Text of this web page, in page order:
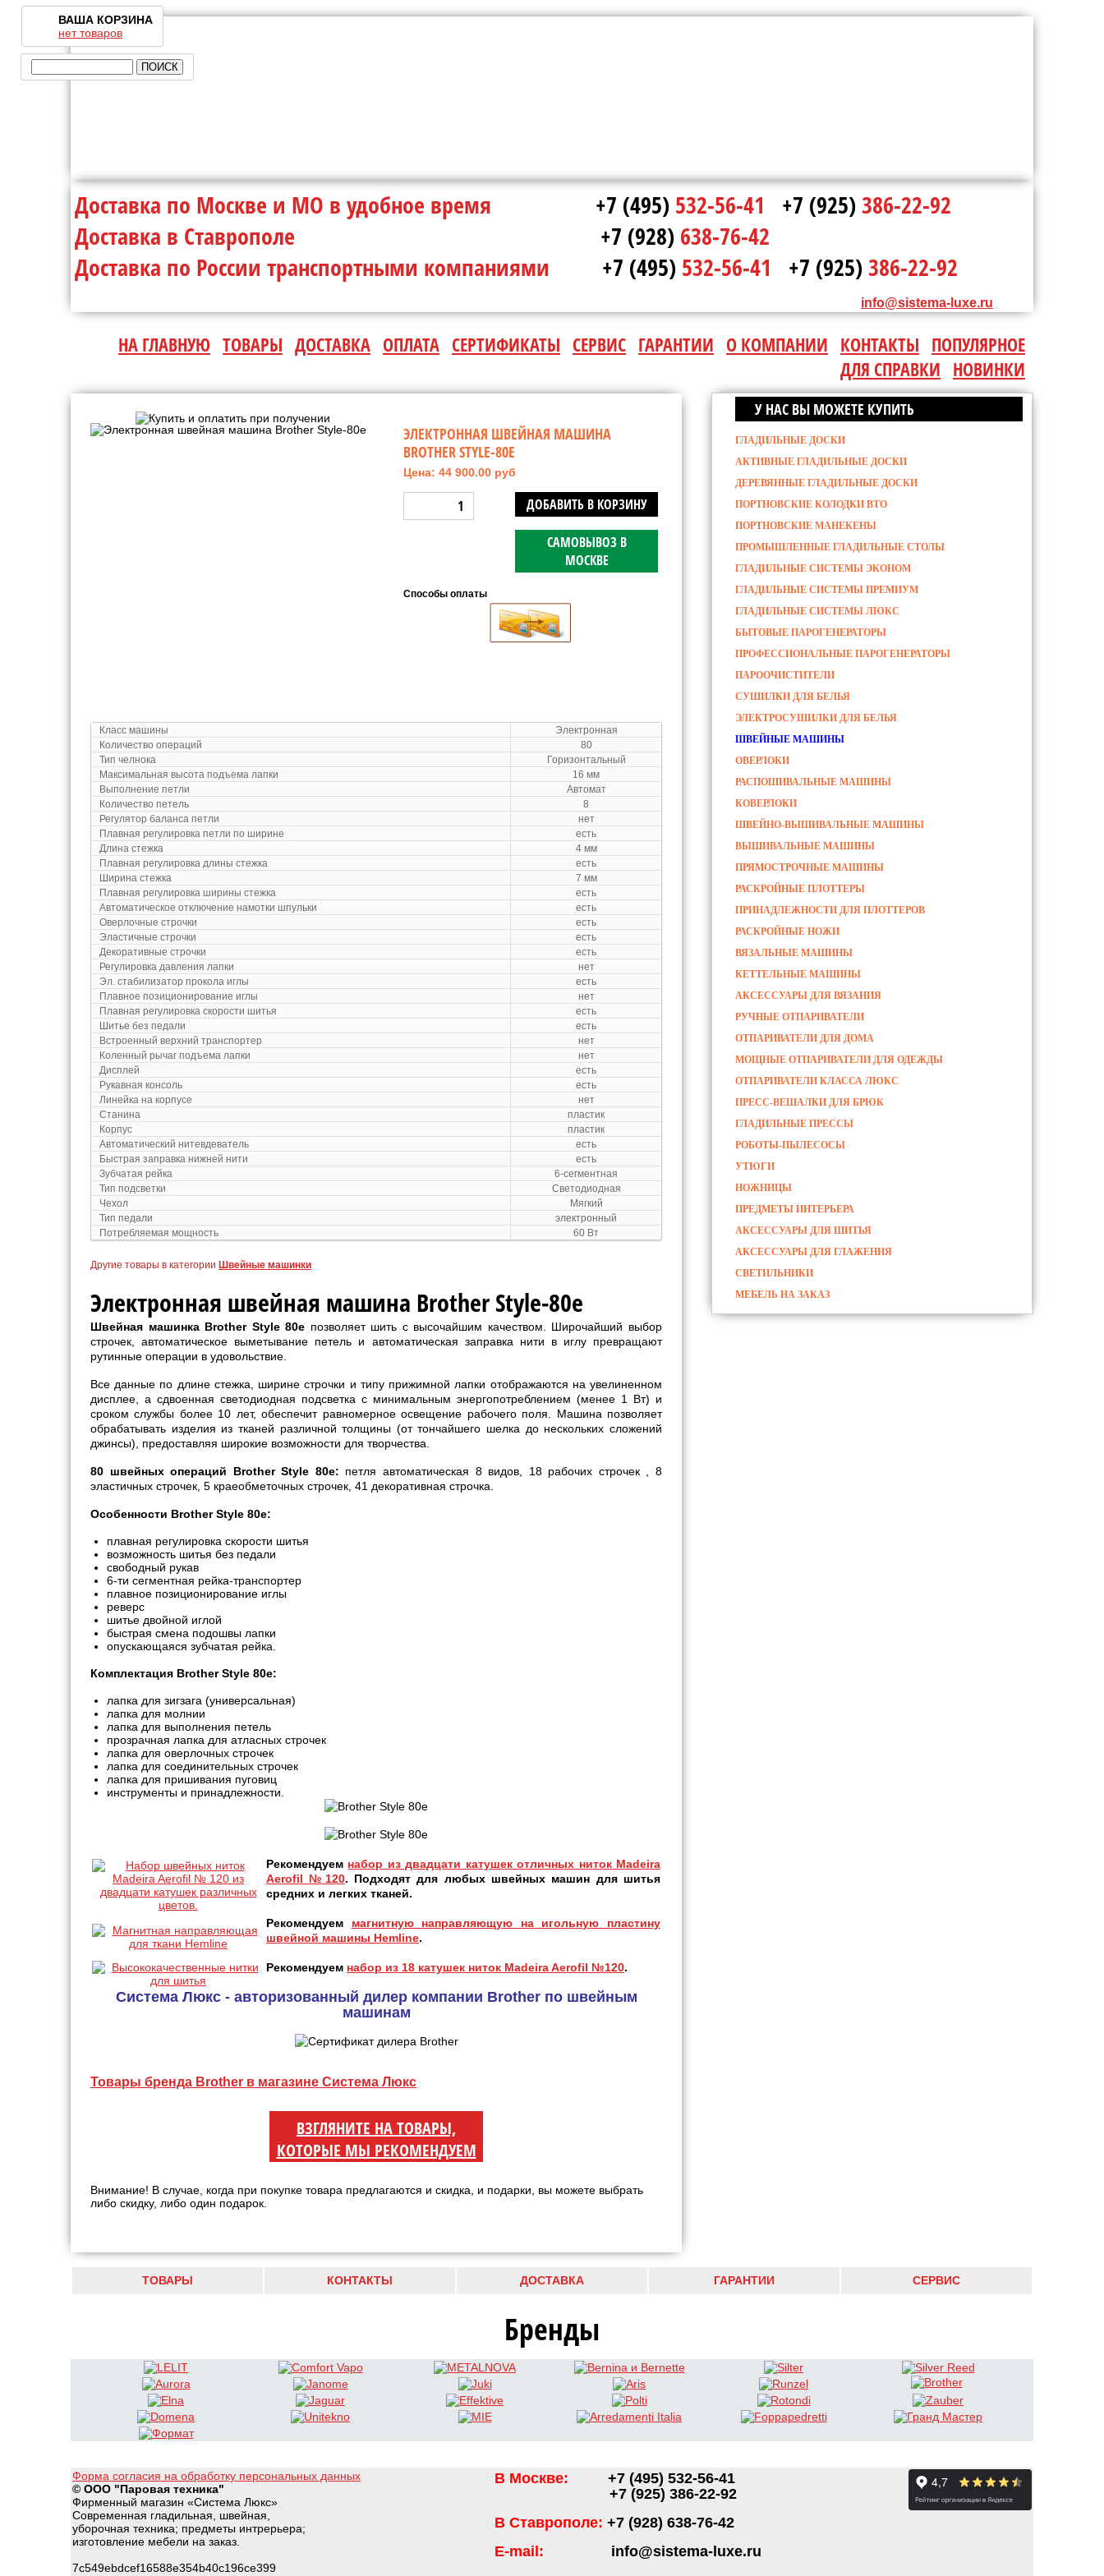
ВАША КОРЗИНА
нет товаров
Доставка по Москве и МО в удобное время +7 (495) 532-56-41 +7 (925) 386-22-92
Доставка в Ставрополе
+7 (928) 638-76-42
Доставка по России транспортными компаниями
+7 (495) 532-56-41 +7 (925) 386-22-92
info@sistema-luxe.ru
НА ГЛАВНУЮ ТОВАРЫ ДОСТАВКА ОПЛАТА СЕРТИФИКАТЫ СЕРВИС ГАРАНТИИ О КОМПАНИИ КОНТАКТЫ ПОПУЛЯРНОЕ
ДЛЯ СПРАВКИ НОВИНКИ
ЭЛЕКТРОННАЯ ШВЕЙНАЯ МАШИНА
BROTHER STYLE-80E
Цена: 44 900.00 руб
ДОБАВИТЬ В КОРЗИНУ
САМОВЫВОЗ В
МОСКВЕ
Способы оплаты
Класс машины
Электронная
Количество операций
80
Тип челнока
Горизонтальный
Максимальная высота подъема лапки
16 мм
Выполнение петли
Автомат
Количество петель
8
Регулятор баланса петли
нет
Плавная регулировка петли по ширине
есть
Длина стежка
4 мм
Плавная регулировка длины стежка
есть
Ширина стежка
7 мм
Плавная регулировка ширины стежка
есть
Автоматическое отключение намотки шпульки
есть
Оверлочные строчки
есть
Эластичные строчки
есть
Декоративные строчки
есть
Регулировка давления лапки
нет
Эл. стабилизатор прокола иглы
есть
Плавное позиционирование иглы
нет
Плавная регулировка скорости шитья
есть
Шитье без педали
есть
Встроенный верхний транспортер
нет
Коленный рычаг подъема лапки
нет
Дисплей
есть
Рукавная консоль
есть
Линейка на корпусе
нет
Станина
пластик
Корпус
пластик
Автоматический нитевдеватель
есть
Быстрая заправка нижней нити
есть
Зубчатая рейка
6-сегментная
Тип подсветки
Светодиодная
Чехол
Мягкий
Тип педали
электронный
Потребляемая мощность
60 Вт
Другие товары в категории Швейные машинки
Электронная швейная машина Brother Style-80e
Швейная машинка Brother Style 80e позволяет шить с высочайшим качеством. Широчайший выбор
строчек, автоматическое выметывание петель и автоматическая заправка нити в иглу превращают
рутинные операции в удовольствие.
Все данные по длине стежка, ширине строчки и типу прижимной лапки отображаются на увелиненном
дисплее, а сдвоенная светодиодная подсветка с минимальным энергопотреблением (менее 1 Вт) и
сроком службы более 10 лет, обеспечит равномерное освещение рабочего поля. Машина позволяет
обрабатывать изделия из тканей различной толщины (от тончайшего шелка до нескольких сложений
джинсы), предоставляя широкие возможности для творчества.
80 швейных операций Brother Style 80e: петля автоматическая 8 видов, 18 рабочих строчек , 8
эластичных строчек, 5 краеобметочных строчек, 41 декоративная строчка.
Особенности Brother Style 80e:
плавная регулировка скорости шитья
возможность шитья без педали
свободный рукав
6-ти сегментная рейка-транспортер
плавное позиционирование иглы
реверс
шитье двойной иглой
быстрая смена подошвы лапки
опускающаяся зубчатая рейка.
Комплектация Brother Style 80e:
лапка для зигзага (универсальная)
лапка для молнии
лапка для выполнения петель
прозрачная лапка для атласных строчек
лапка для оверлочных строчек
лапка для соединительных строчек
лапка для пришивания пуговиц
инструменты и принадлежности.
Рекомендуем набор из двадцати катушек отличных ниток Madeira
Aerofil №120. Подходят для любых швейных машин для шитья
средних и легких тканей.
Рекомендуем магнитную направляющую на игольную пластину
швейной машины Hemline.
Рекомендуем набор из 18 катушек ниток Madeira Aerofil №120.
Система Люкс - авторизованный дилер компании Brother по швейным
машинам
Товары бренда Brother в магазине Система Люкс
ВЗГЛЯНИТЕ НА ТОВАРЫ,
КОТОРЫЕ МЫ РЕКОМЕНДУЕМ
Внимание! В случае, когда при покупке товара предлагаются и скидка, и подарки, вы можете выбрать
либо скидку, либо один подарок.
У НАС ВЫ МОЖЕТЕ КУПИТЬ
ГЛАДИЛЬНЫЕ ДОСКИ
АКТИВНЫЕ ГЛАДИЛЬНЫЕ ДОСКИ
ДЕРЕВЯННЫЕ ГЛАДИЛЬНЫЕ ДОСКИ
ПОРТНОВСКИЕ КОЛОДКИ ВТО
ПОРТНОВСКИЕ МАНЕКЕНЫ
ПРОМЫШЛЕННЫЕ ГЛАДИЛЬНЫЕ СТОЛЫ
ГЛАДИЛЬНЫЕ СИСТЕМЫ ЭКОНОМ
ГЛАДИЛЬНЫЕ СИСТЕМЫ ПРЕМИУМ
ГЛАДИЛЬНЫЕ СИСТЕМЫ ЛЮКС
БЫТОВЫЕ ПАРОГЕНЕРАТОРЫ
ПРОФЕССИОНАЛЬНЫЕ ПАРОГЕНЕРАТОРЫ
ПАРООЧИСТИТЕЛИ
СУШИЛКИ ДЛЯ БЕЛЬЯ
ЭЛЕКТРОСУШИЛКИ ДЛЯ БЕЛЬЯ
ШВЕЙНЫЕ МАШИНЫ
ОВЕРЛОКИ
РАСПОШИВАЛЬНЫЕ МАШИНЫ
КОВЕРЛОКИ
ШВЕЙНО-ВЫШИВАЛЬНЫЕ МАШИНЫ
ВЫШИВАЛЬНЫЕ МАШИНЫ
ПРЯМОСТРОЧНЫЕ МАШИНЫ
РАСКРОЙНЫЕ ПЛОТТЕРЫ
ПРИНАДЛЕЖНОСТИ ДЛЯ ПЛОТТЕРОВ
РАСКРОЙНЫЕ НОЖИ
ВЯЗАЛЬНЫЕ МАШИНЫ
КЕТТЕЛЬНЫЕ МАШИНЫ
АКСЕССУАРЫ ДЛЯ ВЯЗАНИЯ
РУЧНЫЕ ОТПАРИВАТЕЛИ
ОТПАРИВАТЕЛИ ДЛЯ ДОМА
МОЩНЫЕ ОТПАРИВАТЕЛИ ДЛЯ ОДЕЖДЫ
ОТПАРИВАТЕЛИ КЛАССА ЛЮКС
ПРЕСС-ВЕШАЛКИ ДЛЯ БРЮК
ГЛАДИЛЬНЫЕ ПРЕССЫ
РОБОТЫ-ПЫЛЕСОСЫ
УТЮГИ
НОЖНИЦЫ
ПРЕДМЕТЫ ИНТЕРЬЕРА
АКСЕССУАРЫ ДЛЯ ШИТЬЯ
АКСЕССУАРЫ ДЛЯ ГЛАЖЕНИЯ
СВЕТИЛЬНИКИ
МЕБЕЛЬ НА ЗАКАЗ
ТОВАРЫ КОНТАКТЫ ДОСТАВКА ГАРАНТИИ СЕРВИС
Бренды
Форма согласия на обработку персональных данных
© ООО "Паровая техника"
Фирменный магазин «Система Люкс»
Современная гладильная, швейная,
уборочная техника; предметы интрерьера;
изготовление мебели на заказ.
7c549ebdcef16588e354b40c196ce399
В Москве:
+7 (495) 532-56-41
+7 (925) 386-22-92
В Ставрополе: +7 (928) 638-76-42
E-mail:
info@sistema-luxe.ru